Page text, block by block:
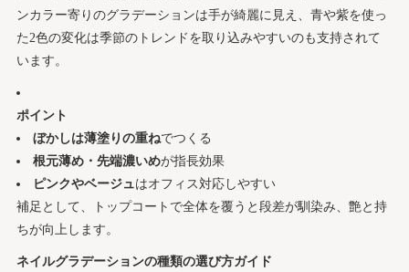
ラメやミラーやマグネットで魅せるネイルグラデーショ
ン華やかアレンジ
ションテクニック
初心者必見！道具の選び方と簡単チェックリストでネイ
ルグラデーションを気軽に始めよう
ブラシ・スポンジ・パレット・クリアジェルの役
割と驚き代用術
サロン施術とセルフの料金・時間・持ち比較でわかるネ
ンカラー寄りのグラデーションは手が綺麗に見え、青や紫を使っ
た2色の変化は季節のトレンドを取り込みやすいのも支持されて
います。
ポイント
ぼかしは薄塗りの重ねでつくる
根元薄め・先端濃いめが指長効果
ピンクやベージュはオフィス対応しやすい
補足として、トップコートで全体を覆うと段差が馴染み、艶と持
ちが向上します。
ネイルグラデーションの種類の選び方ガイド